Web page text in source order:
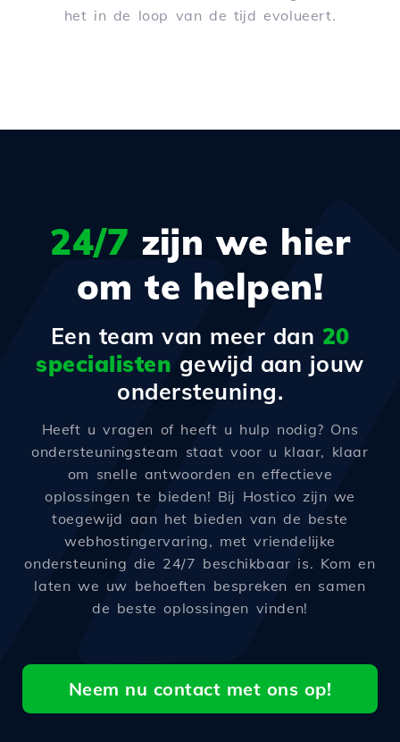
het in de loop van de tijd evolueert.
24/7 zijn we hier
om te helpen!
Een team van meer dan 20
specialisten gewijd aan jouw
ondersteuning.
Heeft u vragen of heeft u hulp nodig? Ons
ondersteuningsteam staat voor u klaar, klaar
om snelle antwoorden en effectieve
oplossingen te bieden! Bij Hostico zijn we
toegewijd aan het bieden van de beste
webhostingervaring, met vriendelijke
ondersteuning die 24/7 beschikbaar is. Kom en
laten we uw behoeften bespreken en samen
de beste oplossingen vinden!
Neem nu contact met ons op!